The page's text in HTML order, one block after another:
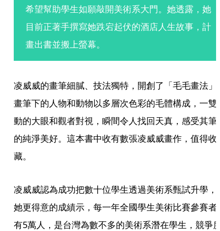
希望幫助學生如願敲開美術系大門。她透露，她
目前正著手撰寫她跌宕起伏的酒店人生故事，計
畫出書並搬上螢幕。
凌威威的畫筆細膩、技法獨特，開創了「毛毛畫法」
畫筆下的人物和動物以多層次色彩的毛體構成，一雙
動的大眼和觀者對視，瞬間令人找回天真，感受其筆
的純淨美好。這本書中收有數張凌威威畫作，值得收
藏。
凌威威認為成功把數十位學生透過美術系甄試升學，
她更得意的成績示，每一年全國學生美術比賽參賽者
有5萬人，是台灣為數不多的美術系潛在學生，競爭